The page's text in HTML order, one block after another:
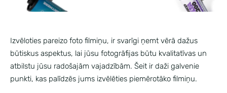
Izvēloties pareizo foto filmiņu, ir svarīgi ņemt vērā dažus
būtiskus aspektus, lai jūsu fotogrāfijas būtu kvalitatīvas un
atbilstu jūsu radošajām vajadzībām. Šeit ir daži galvenie
punkti, kas palīdzēs jums izvēlēties piemērotāko filmiņu.